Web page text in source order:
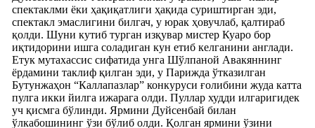
спектаклми ёки ҳақиқатлиги ҳақида суриштирган эди,
спектакл эмаслигини билгач, у юрак ҳовучлаб, қалтираб
қолди. Шуни кутиб турган изқувар мистер Куаро бор
иқтидорини ишга соладиган кун етиб келганини англади.
Етук мутахассис сифатида унга Шўлпаной Авакяннинг
ёрдамини таклиф қилган эди, у Парижда ўтказилган
Бутунжаҳон “Каллапазлар” конкуруси ғолибини жуда катта
пулга икки йилга ижарага олди. Пуллар худди илгаригидек
уч қисмга бўлинди. Ярмини Дуйсенбай билан
ўлкабошининг ўзи бўлиб олди. Қолган ярмини ўзини